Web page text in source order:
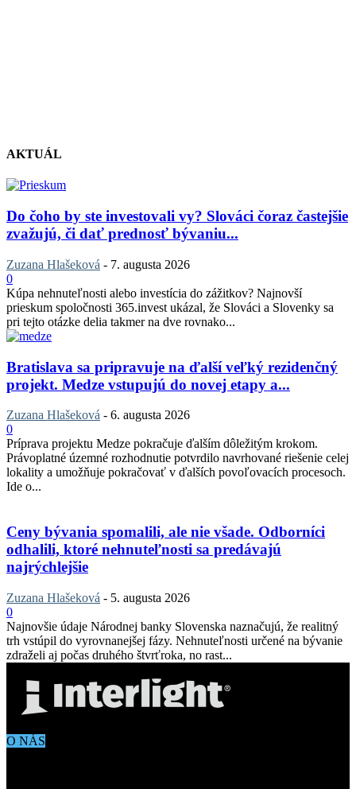
AKTUÁL
Do čoho by ste investovali vy? Slováci čoraz častejšie
zvažujú, či dať prednosť bývaniu...
Zuzana Hlašeková - 7. augusta 2026
0
Kúpa nehnuteľnosti alebo investícia do zážitkov? Najnovší
prieskum spoločnosti 365.invest ukázal, že Slováci a Slovenky sa
pri tejto otázke delia takmer na dve rovnako...
Bratislava sa pripravuje na ďalší veľký rezidenčný
projekt. Medze vstupujú do novej etapy a...
Zuzana Hlašeková - 6. augusta 2026
0
Príprava projektu Medze pokračuje ďalším dôležitým krokom.
Právoplatné územné rozhodnutie potvrdilo navrhované riešenie celej
lokality a umožňuje pokračovať v ďalších povoľovacích procesoch.
Ide o...
Ceny bývania spomalili, ale nie všade. Odborníci
odhalili, ktoré nehnuteľnosti sa predávajú
najrýchlejšie
Zuzana Hlašeková - 5. augusta 2026
0
Najnovšie údaje Národnej banky Slovenska naznačujú, že realitný
trh vstúpil do vyrovnanejšej fázy. Nehnuteľnosti určené na bývanie
zdraželi aj počas druhého štvrťroka, no rast...
O NÁS